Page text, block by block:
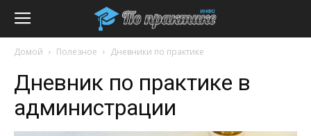
Домой Полезное Дневники по практике
Дневник по практике в
администрации